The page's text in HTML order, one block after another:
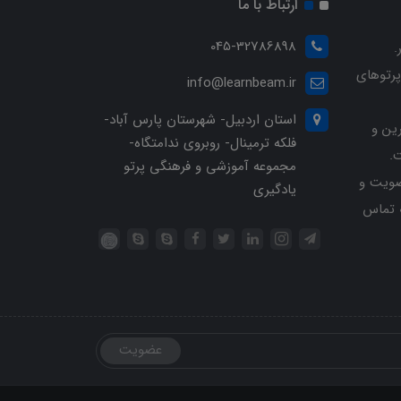
و
و
خرید با شماره تلفن 04532786898 تماس
ارتباط با ما
045-32786898
info@learnbeam.ir
استان اردبیل- شهرستان پارس آباد-
فلکه ترمینال- روبروی ندامتگاه-
مجموعه آموزشی و فرهنگی پرتو
یادگیری
عضویت